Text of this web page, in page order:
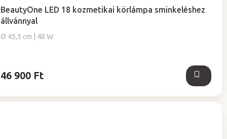
BeautyOne LED 18 kozmetikai körlámpa sminkeléshez
állvánnyal
Ø 45,5 cm | 48 W
46 900 Ft